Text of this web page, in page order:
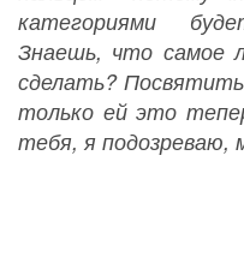
категориями
Знаешь, что самое
сделать?
только ей это
тебя, я подозреваю,